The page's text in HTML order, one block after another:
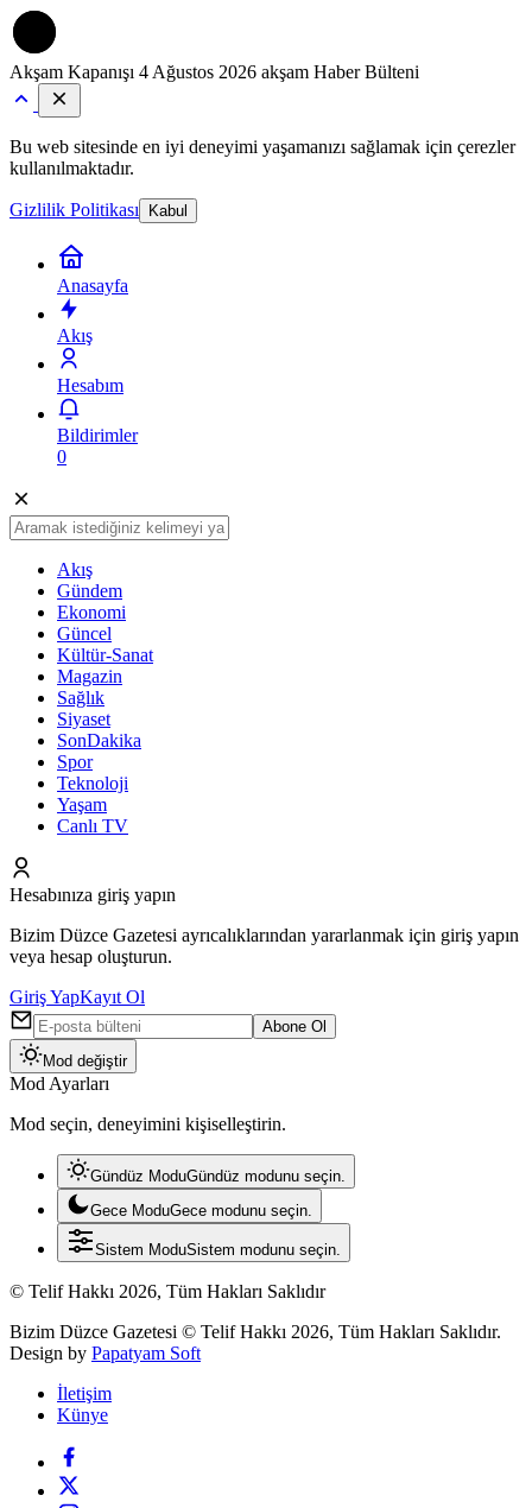
Akşam Kapanışı 4 Ağustos 2026 akşam Haber Bülteni
Bu web sitesinde en iyi deneyimi yaşamanızı sağlamak için çerezler
kullanılmaktadır.
Gizlilik Politikası Kabul
Anasayfa
Akış
Hesabım
Bildirimler
0
Akış
Gündem
Ekonomi
Güncel
Kültür-Sanat
Magazin
Sağlık
Siyaset
SonDakika
Spor
Teknoloji
Yaşam
Canlı TV
Hesabınıza giriş yapın
Bizim Düzce Gazetesi ayrıcalıklarından yararlanmak için giriş yapın
veya hesap oluşturun.
Giriş YapKayıt Ol
Abone Ol
Mod değiştir
Mod Ayarları
Mod seçin, deneyimini kişiselleştirin.
Gündüz ModuGündüz modunu seçin.
Gece ModuGece modunu seçin.
Sistem ModuSistem modunu seçin.
© Telif Hakkı 2026, Tüm Hakları Saklıdır
Bizim Düzce Gazetesi © Telif Hakkı 2026, Tüm Hakları Saklıdır.
Design by Papatyam Soft
İletişim
Künye